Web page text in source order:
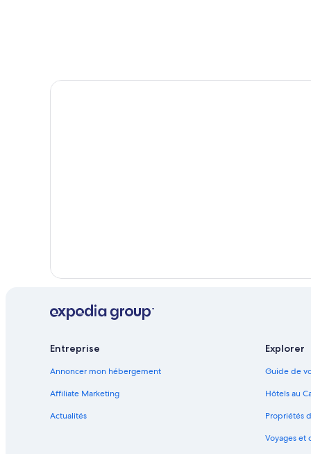
Entreprise
Annoncer mon hébergement
Affiliate Marketing
Actualités
Explorer
Guide de
Hôtels au
Propriétés
Voyages et